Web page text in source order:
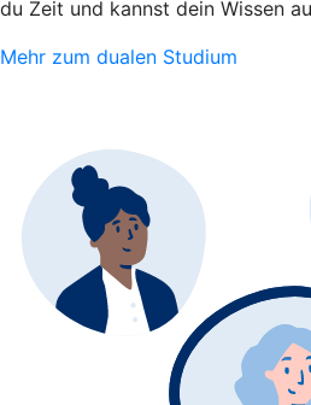
du Zeit und kannst dein Wissen
Mehr zum dualen Studium